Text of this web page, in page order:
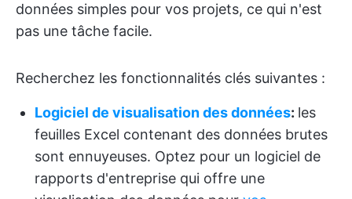
données simples pour vos projets, ce qui n'est
pas une tâche facile.
Recherchez les fonctionnalités clés suivantes :
Logiciel de visualisation des données: les
feuilles Excel contenant des données brutes
sont ennuyeuses. Optez pour un logiciel de
rapports d'entreprise qui offre une